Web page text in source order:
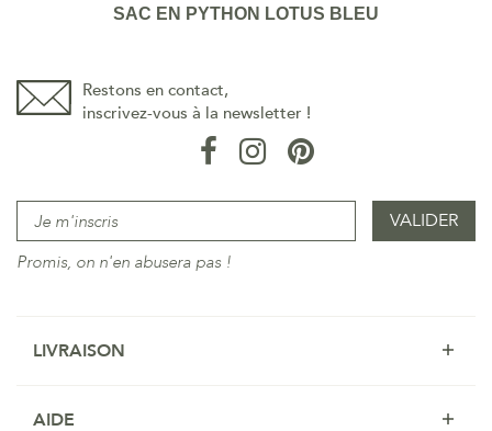
SAC EN PYTHON LOTUS BLEU
Restons en contact,
inscrivez-vous à la newsletter !
Promis, on n'en abusera pas !
LIVRAISON
AIDE